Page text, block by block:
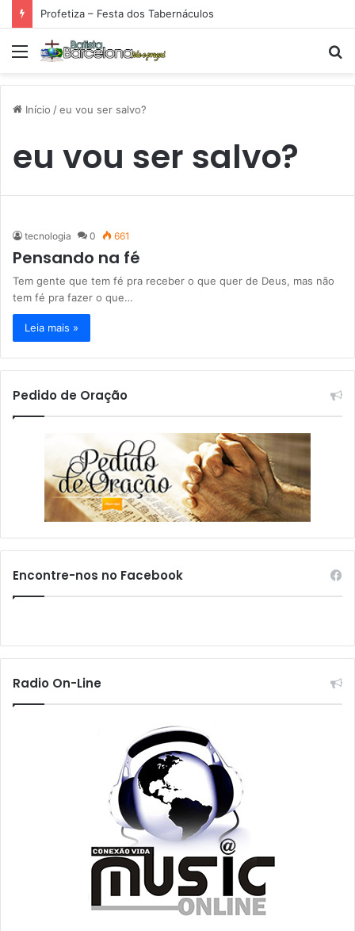
Profetiza – Festa dos Tabernáculos
Menu
Início /eu vou ser salvo?
eu vou ser salvo?
tecnologia 0 661
Pensando na fé
Tem gente que tem fé pra receber o que quer de Deus, mas não
tem fé pra fazer o que…
Leia mais »
Pedido de Oração
Encontre-nos no Facebook
Radio On-Line